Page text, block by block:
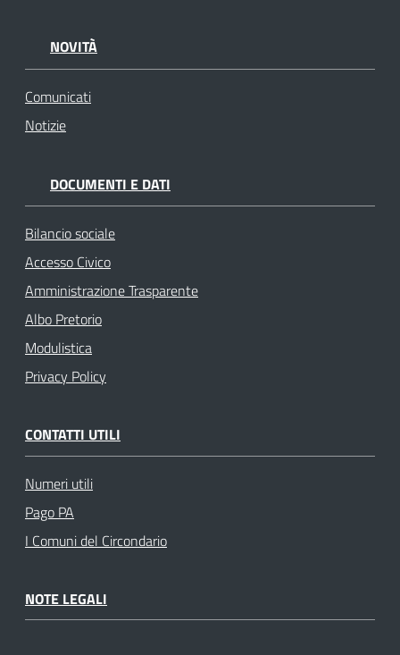
NOVITÀ
Comunicati
Notizie
DOCUMENTI E DATI
Bilancio sociale
Accesso Civico
Amministrazione Trasparente
Albo Pretorio
Modulistica
Privacy Policy
CONTATTI UTILI
Numeri utili
Pago PA
I Comuni del Circondario
NOTE LEGALI